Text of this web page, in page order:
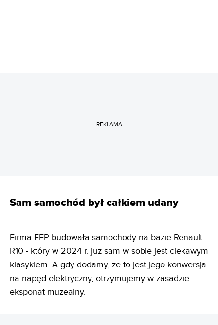
REKLAMA
Sam samochód był całkiem udany
Firma EFP budowała samochody na bazie Renault
R10 - który w 2024 r. już sam w sobie jest ciekawym
klasykiem. A gdy dodamy, że to jest jego konwersja
na napęd elektryczny, otrzymujemy w zasadzie
eksponat muzealny.